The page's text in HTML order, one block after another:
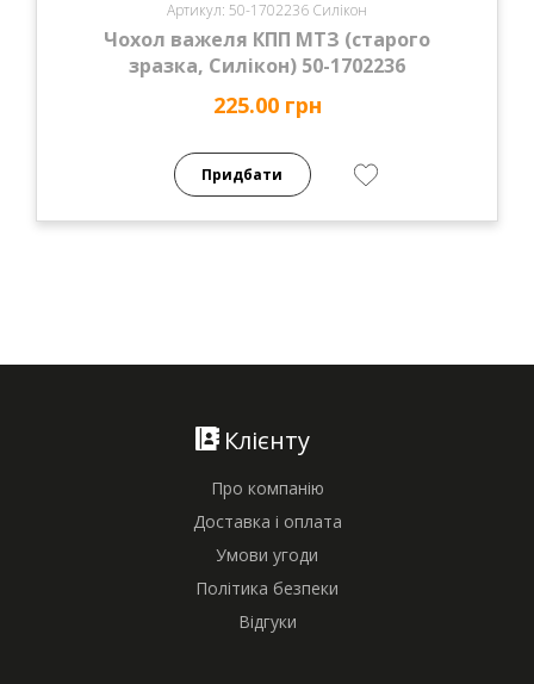
Артикул: 50-1702236 Силікон
Чохол важеля КПП МТЗ (старого
зразка, Силікон) 50-1702236
225.00 грн
Придбати
Клієнту
Про компанію
Доставка і оплата
Умови угоди
Політика безпеки
Відгуки